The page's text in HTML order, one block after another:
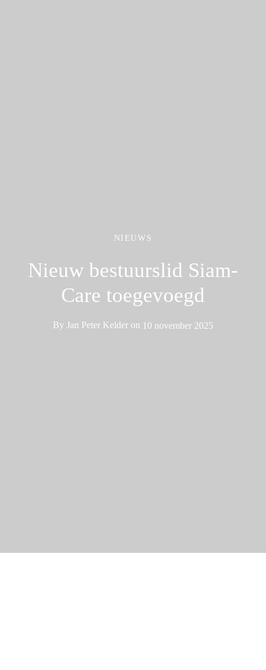
NIEUWS
Nieuw bestuurslid Siam-
Care toegevoegd
By Jan Peter Kelder on 10 november 2025